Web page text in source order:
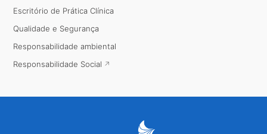
Escritório de Prática Clínica
Qualidade e Segurança
Responsabilidade ambiental
Responsabilidade Social